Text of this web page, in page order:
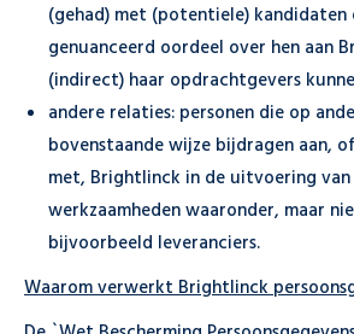
(gehad) met (potentiele) kandidaten
genuanceerd oordeel over hen aan
(indirect) haar opdrachtgevers
andere relaties: personen die op
bovenstaande wijze bijdragen aan,
met, Brightlinck in de uitvoering van
werkzaamheden waaronder, maar
bijvoorbeeld leveranciers.
Waarom verwerkt Brightlinck